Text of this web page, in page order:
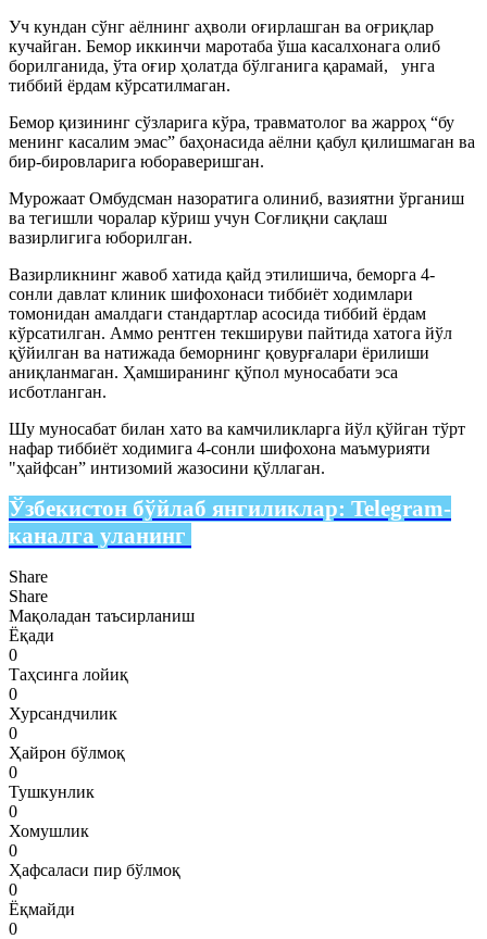
Уч кундан сўнг аёлнинг аҳволи оғирлашган ва оғриқлар
кучайган. Бемор иккинчи маротаба ўша касалхонага олиб
борилганида, ўта оғир ҳолатда бўлганига қарамай, унга
тиббий ёрдам кўрсатилмаган.
Бемор қизининг сўзларига кўра, травматолог ва жарроҳ “бу
менинг касалим эмас” баҳонасида аёлни қабул қилишмаган ва
бир-бировларига юбораверишган.
Мурожаат Омбудсман назоратига олиниб, вазиятни ўрганиш
ва тегишли чоралар кўриш учун Соғлиқни сақлаш
вазирлигига юборилган.
Вазирликнинг жавоб хатида қайд этилишича, беморга 4-
сонли давлат клиник шифохонаси тиббиёт ходимлари
томонидан амалдаги стандартлар асосида тиббий ёрдам
кўрсатилган. Аммо рентген текшируви пайтида хатога йўл
қўйилган ва натижада беморнинг қовурғалари ёрилиши
аниқланмаган. Ҳамширанинг қўпол муносабати эса
исботланган.
Шу муносабат билан хато ва камчиликларга йўл қўйган тўрт
нафар тиббиёт ходимига 4-сонли шифохона маъмурияти
"ҳайфсан” интизомий жазосини қўллаган.
Ўзбекистон бўйлаб янгиликлар: Telegram-
каналга уланинг
Share
Share
Мақоладан таъсирланиш
Ёқади
0
Таҳсинга лойиқ
0
Хурсандчилик
0
Ҳайрон бўлмоқ
0
Тушкунлик
0
Хомушлик
0
Ҳафсаласи пир бўлмоқ
0
Ёқмайди
0